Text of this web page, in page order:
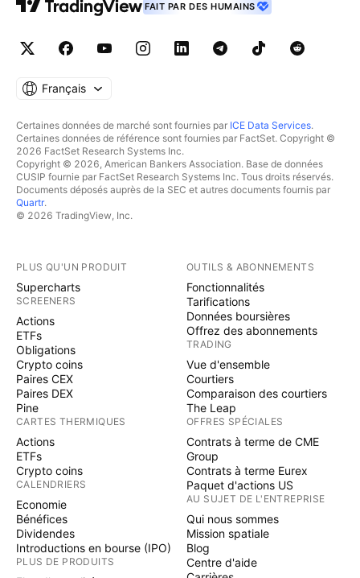
FAIT PAR DES HUMAINS
Français
Certaines données de marché sont fournies par ICE Data Services.
Certaines données de référence sont fournies par FactSet. Copyright ©
2026 FactSet Research Systems Inc.
Copyright © 2026, American Bankers Association. Base de données
CUSIP fournie par FactSet Research Systems Inc. Tous droits réservés.
Documents déposés auprès de la SEC et autres documents fournis par
Quartr.
© 2026 TradingView, Inc.
PLUS QU'UN PRODUIT
Supercharts
SCREENERS
Actions
ETFs
Obligations
Crypto coins
Paires CEX
Paires DEX
Pine
CARTES THERMIQUES
Actions
ETFs
Crypto coins
CALENDRIERS
Economie
Bénéfices
Dividendes
Introductions en bourse (IPO)
PLUS DE PRODUITS
OUTILS & ABONNEMENTS
Fonctionnalités
Tarifications
Données boursières
Offrez des abonnements
TRADING
Vue d'ensemble
Courtiers
Comparaison des courtiers
The Leap
OFFRES SPÉCIALES
Contrats à terme de CME
Group
Contrats à terme Eurex
Paquet d'actions US
AU SUJET DE L'ENTREPRISE
Qui nous sommes
Mission spatiale
Blog
Centre d'aide